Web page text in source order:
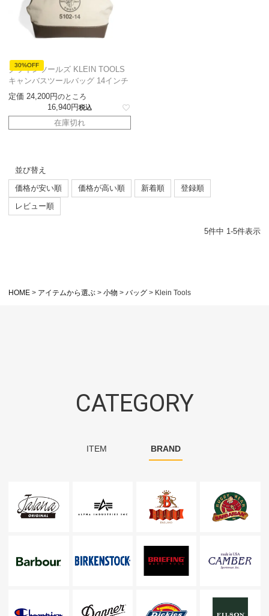
30%OFF
クラインツールズ KLEIN TOOLS
キャンバスツールバッグ 14インチ
定価 24,200 のところ
16,940 税込
在庫切れ
並び替え
価格が安い順
価格が高い順 新着順
登録順
レビュー順
5件中 1 -5件表示
HOME アイテムから選ぶ 小物 バッグ Klein Tools
CATEGORY
ITEM BRAND